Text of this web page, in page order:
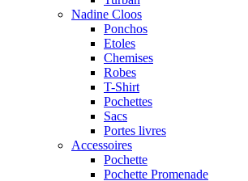
Nadine Cloos
Ponchos
Etoles
Chemises
Robes
T-Shirt
Pochettes
Sacs
Portes livres
Accessoires
Pochette
Pochette Promenade